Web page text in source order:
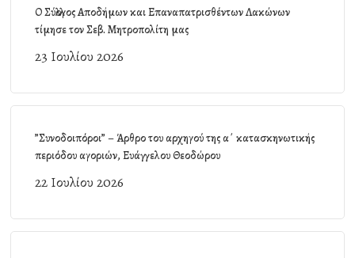
Ο Σύλλογος Αποδήμων και Επαναπατρισθέντων Λακώνων
τίμησε τον Σεβ. Μητροπολίτη μας
23 Ιουλίου 2026
”Συνοδοιπόροι” – Άρθρο του αρχηγού της α΄ κατασκηνωτικής
περιόδου αγοριών, Ευάγγελου Θεοδώρου
22 Ιουλίου 2026